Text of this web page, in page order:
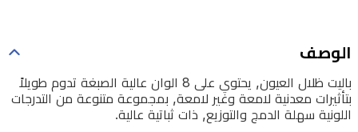
الوصف
باليت ظلال العيون, يحتوي على 8 الوان عالية الصبغة تدوم طويلاً
بتأثيرات معدنية لامعة وغير لامعة, بمجموعة متنوعة من التدرجات
اللونية سهلة الدمج والتوزيع, ذات ثباتية عالية.